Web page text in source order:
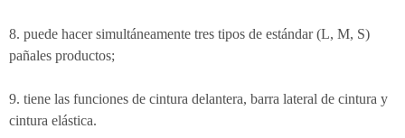
8. puede hacer simultáneamente tres tipos de estándar (L, M, S)
pañales productos;
9. tiene las funciones de cintura delantera, barra lateral de cintura y
cintura elástica.